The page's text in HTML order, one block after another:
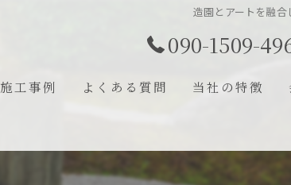
造園とアートを融
090-1509-
施工事例 よくある質問 当社の特徴